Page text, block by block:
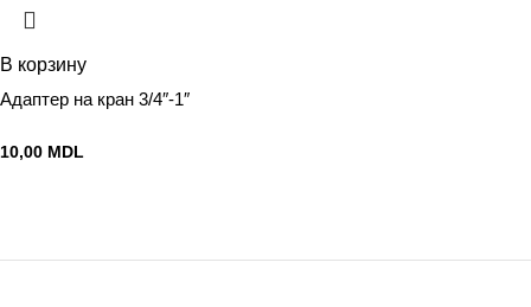
В корзину
Адаптер на кран 3/4″-1″
10,00 MDL